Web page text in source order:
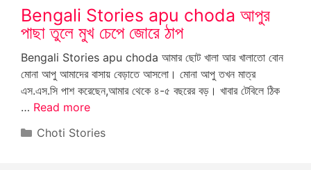
Bengali Stories apu choda আপুর
পাছা তুলে মুখ চেপে জোরে ঠাপ
Bengali Stories apu choda আমার ছোট খালা আর খালাতো বোন
মোনা আপু আমাদের বাসায় বেড়াতে আসলো। মোনা আপু তখন মাত্র
এস.এস.সি পাশ করেছেন,আমার থেকে ৪-৫ বছরের বড়। খাবার টেবিলে ঠিক
… Read more
Categories
Choti Stories